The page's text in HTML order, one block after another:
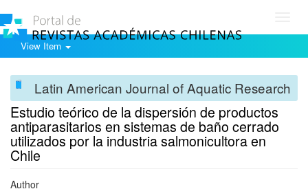
View Item
Latin American Journal of Aquatic Research
Estudio teórico de la dispersión de productos
antiparasitarios en sistemas de baño cerrado
utilizados por la industria salmonicultora en
Chile
Author